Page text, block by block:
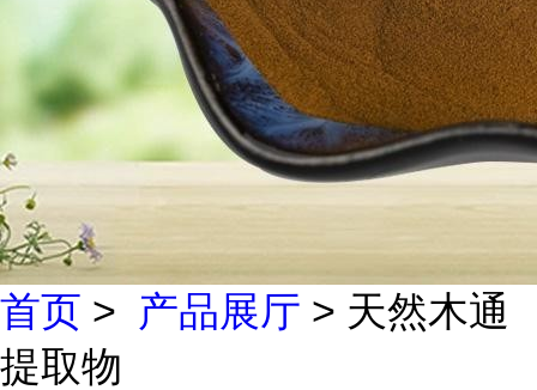
首页 > 产品展厅 > 天然木通
提取物